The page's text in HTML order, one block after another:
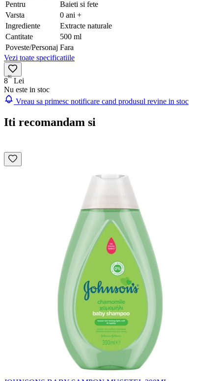
Pentru
Baieti si fete
Varsta
0 ani +
Ingrediente
Extracte naturale
Cantitate
500 ml
Poveste/Personaj Fara
Vezi toate specificatiile
891 Lei
Nu este in stoc
Vreau sa primesc notificare cand produsul revine in stoc
Iti recomandam si